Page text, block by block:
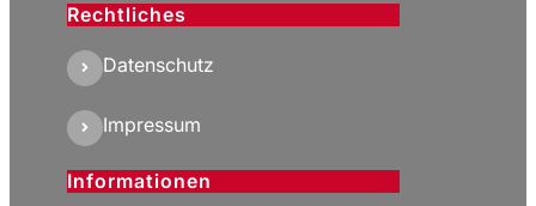
Rechtliches
Datenschutz
Impressum
Informationen